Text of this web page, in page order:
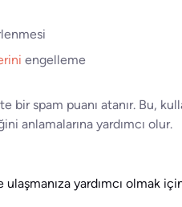
engelleme
bir spam puanı atanır. Bu,
anlamalarına yardımcı olur.
yardımcı olmak